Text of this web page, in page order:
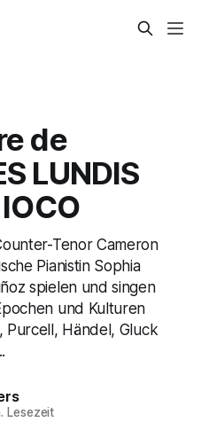
de
LUNDIS
Tenor Cameron
Pianistin Sophia
spielen und singen
und Kulturen
Händel, Gluck
Lesezeit